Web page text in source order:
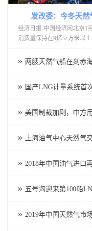
发改委：今冬天然
经济日报-中国经济网北京1
消费量保持在9亿立方米以
较好保障。”国家发改委新
» 两艘天然气船在刻赤
» 国产LNG计量系统首
» 美国制裁加剧，中方用
» 上海油气中心天然气
» 2018年中国油气进口
» 五号沟迎来第100船
» 2019年中国天然气市